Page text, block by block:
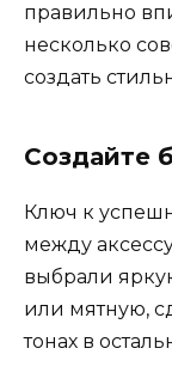
правильно
несколько
создать
Создайте
Ключ к
между
выбрали
или мятную,
тонах в